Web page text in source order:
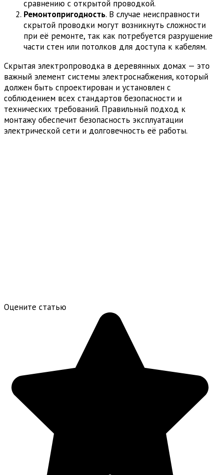
сравнению с открытой проводкой.
Ремонтопригодность. В случае неисправности
скрытой проводки могут возникнуть сложности
при её ремонте, так как потребуется разрушение
части стен или потолков для доступа к кабелям.
Скрытая электропроводка в деревянных домах — это
важный элемент системы электроснабжения, который
должен быть спроектирован и установлен с
соблюдением всех стандартов безопасности и
технических требований. Правильный подход к
монтажу обеспечит безопасность эксплуатации
электрической сети и долговечность её работы.
Оцените статью